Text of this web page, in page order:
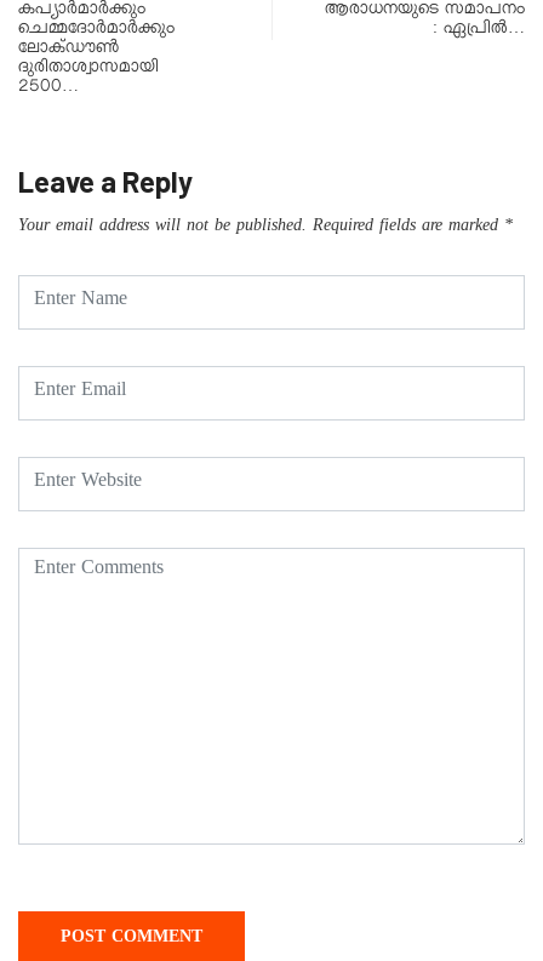
കപ്യാർമാർക്കും
ചെമ്മദോർമാർക്കും
ലോക്‌ഡൗൺ
ദുരിതാശ്വാസമായി
2500…
ആരാധനയുടെ സമാപനം
: ഏപ്രിൽ…
Leave a Reply
Your email address will not be published. Required fields are marked *